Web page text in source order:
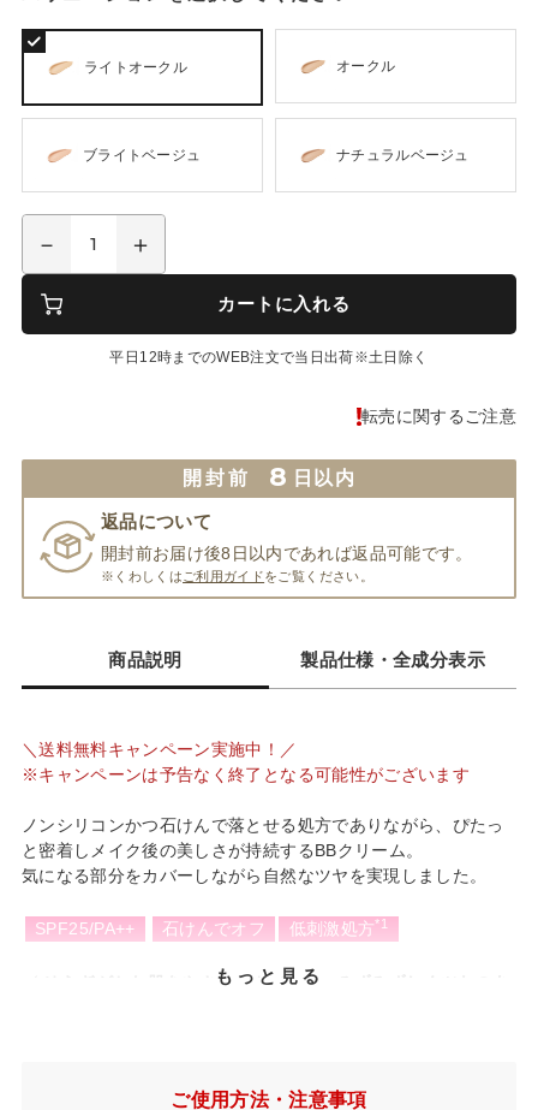
ライトオークル オークル
ブライトベージュ ナチュラルベージュ
カートに入れる
平日12時までのWEB注文で当日出荷※土日除く
転売に関するご注意
開封前 8 日以内
返品について
開封前お届け後8日以内であれば返品可能です。
※くわしくは ご利用ガイドをご覧ください。
商品説明 製品仕様・全成分表示
＼送料無料キャンペーン実施中！／
※キャンペーンは予告なく終了となる可能性がございます
ノンシリコンかつ石けんで落とせる処方でありながら、ぴたっ
と密着しメイク後の美しさが持続するBBクリーム。
気になる部分をカバーしながら自然なツヤを実現しました。
SPF25/PA++ 石けんでオフ 低刺激処方*1
✓ ゆらぎがちな肌をやさしくカバーし、みずみずしくツヤのあ
厳選されたミネラル成分と美容成分の絶妙なバランスにより、
もっと見る
ご使用方法・注意事項